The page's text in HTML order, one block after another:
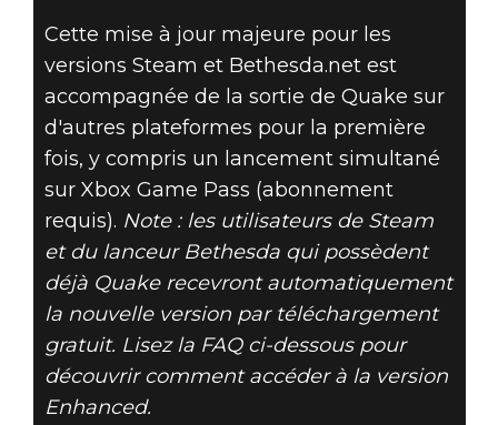
19 août 2021
QUAKE - NOTES
DE
PUBLICATION
ET FAQ
Cette mise à jour majeure pour les
versions Steam et Bethesda.net est
accompagnée de la sortie de Quake sur
d'autres plateformes pour la première
fois, y compris un lancement simultané
sur Xbox Game Pass (abonnement
requis). Note : les utilisateurs de Steam
et du lanceur Bethesda qui possèdent
déjà Quake recevront automatiquement
la nouvelle version par téléchargement
gratuit. Lisez la FAQ ci-dessous pour
découvrir comment accéder à la version
Enhanced.